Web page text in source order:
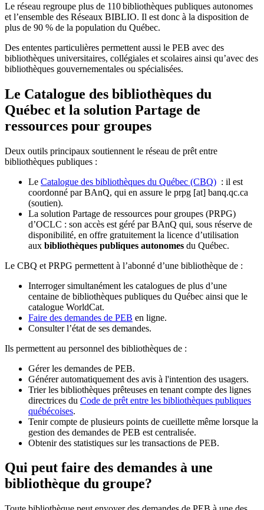
Le réseau regroupe plus de 110bibliothèques publiques autonomes
et l’ensemble des Réseaux BIBLIO. Il est donc à la disposition de
plus de 90 % de la population du Québec.
Des ententes particulières permettent aussi le PEB avec des
bibliothèques universitaires, collégiales et scolaires ainsi qu’avec des
bibliothèques gouvernementales ou spécialisées.
Le Catalogue des bibliothèques du
Québec et la solution Partage de
ressources pour groupes
Deux outils principaux soutiennent le réseau de prêt entre
bibliothèques publiques :
Le Catalogue des bibliothèques du Québec (CBQ) : il est
coordonné par BAnQ, qui en assure le prpg [at] banq.qc.ca
(soutien).
La solution Partage de ressources pour groupes (PRPG)
d’OCLC : son accès est géré par BAnQ qui, sous réserve de
disponibilité, en offre gratuitement la licence d’utilisation
aux bibliothèques publiques autonomes du Québec.
Le CBQ et PRPG permettent à l’abonné d’une bibliothèque de :
Interroger simultanément les catalogues de plus d’une
centaine de bibliothèques publiques du Québec ainsi que le
catalogue WorldCat.
Faire des demandes de PEB en ligne.
Consulter l’état de ses demandes.
Ils permettent au personnel des bibliothèques de :
Gérer les demandes de PEB.
Générer automatiquement des avis à l'intention des usagers.
Trier les bibliothèques prêteuses en tenant compte des lignes
directrices du Code de prêt entre les bibliothèques publiques
québécoises.
Tenir compte de plusieurs points de cueillette même lorsque la
gestion des demandes de PEB est centralisée.
Obtenir des statistiques sur les transactions de PEB.
Qui peut faire des demandes à une
bibliothèque du groupe?